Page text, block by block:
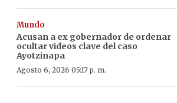
Mundo
Acusan a ex gobernador de ordenar
ocultar videos clave del caso
Ayotzinapa
Agosto 6, 2026 05:17 p. m.